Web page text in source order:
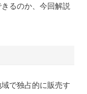
るのか、今回解説
で独占的に販売す